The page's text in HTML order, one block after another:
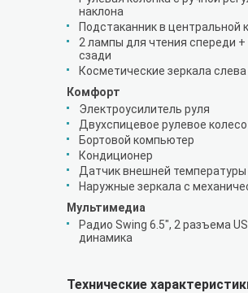
наклона
Подстаканник в центральной
2 лампы для чтения спереди
сзади
Косметические зеркала
Комфорт
Электроусилитель руля
Двухспицевое рулевое колесо
Бортовой компьютер
Кондиционер
Датчик внешней температуры
Наружные зеркала с
Мультимедиа
Радио Swing 6.5", 2 разъема
динамика
Технические